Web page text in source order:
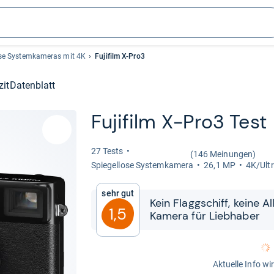
Systemkameras mit 4K Fujifilm X-Pro3
Datenblatt
Fuji­film X-​Pro3 Test
27 Tests
(146 Meinungen)
Spie­gel­lose Sys­tem­ka­mera
26,1 MP 4K/
Sehr gut
1,5
Kein Flagg­schiff, keine
Kamera für Lieb­ha­ber
Aktuelle Info